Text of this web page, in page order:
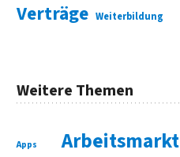
Verträge Weiterbildung
Weitere Themen
Apps Arbeitsmarkt